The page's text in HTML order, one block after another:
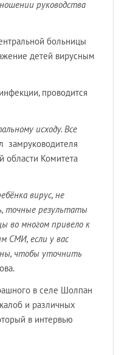
руководства
больницы
детей вирусным
проводится
исходу. Все
замруководителя
области Комитета
вирус, не
точные результаты
во многом привело к
СМИ, если у вас
чтобы уточнить
в селе Шолпан
и различных
в интервью